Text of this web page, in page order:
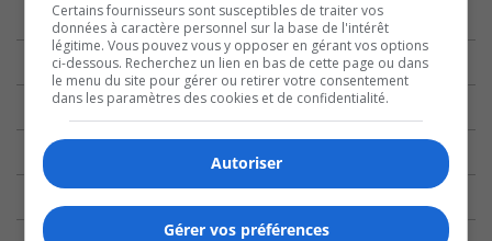
Certains fournisseurs sont susceptibles de traiter vos
données à caractère personnel sur la base de l'intérêt
légitime. Vous pouvez vous y opposer en gérant vos options
ci-dessous. Recherchez un lien en bas de cette page ou dans
le menu du site pour gérer ou retirer votre consentement
dans les paramètres des cookies et de confidentialité.
Autoriser
Gérer vos préférences